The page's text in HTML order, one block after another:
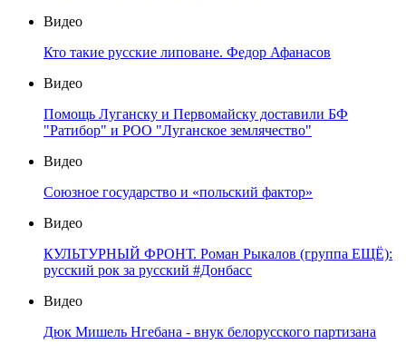
Видео
Кто такие русские липоване. Федор Афанасов
Видео
Помощь Луганску и Первомайску доставили БФ
"Ратибор" и РОО "Луганское землячество"
Видео
Союзное государство и «польский фактор»
Видео
КУЛЬТУРНЫЙ ФРОНТ. Роман Рыкалов (группа ЕЩЁ):
русский рок за русский #Донбасс
Видео
Дюк Мишель Нгебана - внук белорусского партизана